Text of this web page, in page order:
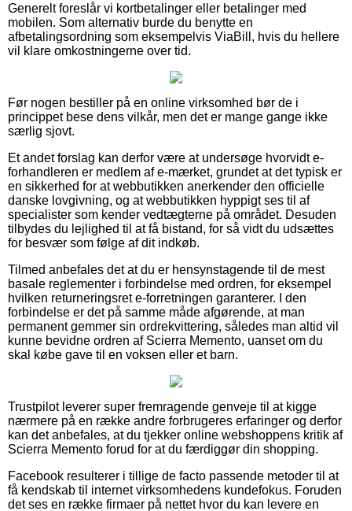
Generelt foreslår vi kortbetalinger eller betalinger med
mobilen. Som alternativ burde du benytte en
afbetalingsordning som eksempelvis ViaBill, hvis du hellere
vil klare omkostningerne over tid.
Før nogen bestiller på en online virksomhed bør de i
princippet bese dens vilkår, men det er mange gange ikke
særlig sjovt.
Et andet forslag kan derfor være at undersøge hvorvidt e-
forhandleren er medlem af e-mærket, grundet at det typisk er
en sikkerhed for at webbutikken anerkender den officielle
danske lovgivning, og at webbutikken hyppigt ses til af
specialister som kender vedtægterne på området. Desuden
tilbydes du lejlighed til at få bistand, for så vidt du udsættes
for besvær som følge af dit indkøb.
Tilmed anbefales det at du er hensynstagende til de mest
basale reglementer i forbindelse med ordren, for eksempel
hvilken returneringsret e-forretningen garanterer. I den
forbindelse er det på samme måde afgørende, at man
permanent gemmer sin ordrekvittering, således man altid vil
kunne bevidne ordren af Scierra Memento, uanset om du
skal købe gave til en voksen eller et barn.
Trustpilot leverer super fremragende genveje til at kigge
nærmere på en række andre forbrugeres erfaringer og derfor
kan det anbefales, at du tjekker online webshoppens kritik af
Scierra Memento forud for at du færdiggør din shopping.
Facebook resulterer i tillige de facto passende metoder til at
få kendskab til internet virksomhedens kundefokus. Foruden
det ses en række firmaer på nettet hvor du kan levere en